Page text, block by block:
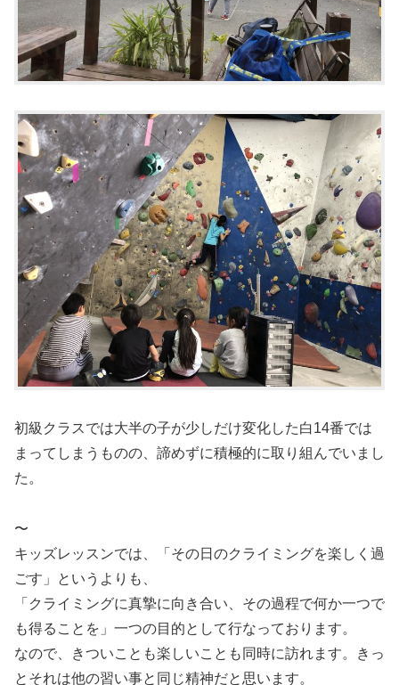
初級クラスでは大半の子が少しだけ変化した白14番では
まってしまうものの、諦めずに積極的に取り組んでいまし
た。
〜
キッズレッスンでは、「その日のクライミングを楽しく過
ごす」というよりも、
「クライミングに真摯に向き合い、その過程で何か一つで
も得ることを」一つの目的として行なっております。
なので、きついことも楽しいことも同時に訪れます。きっ
とそれは他の習い事と同じ精神だと思います。